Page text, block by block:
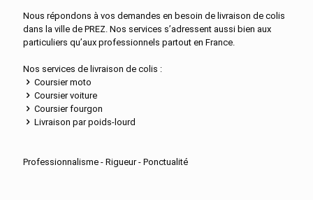
Nous répondons à vos demandes en besoin de livraison de colis
dans la ville de PREZ. Nos services s’adressent aussi bien aux
particuliers qu’aux professionnels partout en France.
Nos services de livraison de colis :
Coursier moto
Coursier voiture
Coursier fourgon
Livraison par poids-lourd
Professionnalisme - Rigueur - Ponctualité